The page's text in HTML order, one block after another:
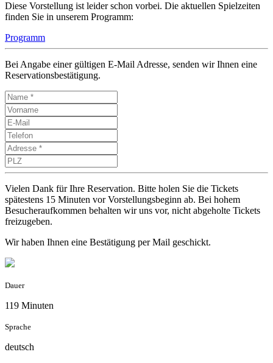
Diese Vorstellung ist leider schon vorbei. Die aktuellen Spielzeiten
finden Sie in unserem Programm:
Programm
Bei Angabe einer gültigen E-Mail Adresse, senden wir Ihnen eine
Reservationsbestätigung.
Vielen Dank für Ihre Reservation. Bitte holen Sie die Tickets
spätestens 15 Minuten vor Vorstellungsbeginn ab. Bei hohem
Besucheraufkommen behalten wir uns vor, nicht abgeholte Tickets
freizugeben.
Wir haben Ihnen eine Bestätigung per Mail geschickt.
Dauer
119 Minuten
Sprache
deutsch